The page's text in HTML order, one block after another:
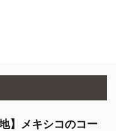
培されるようになったの
16世紀後半はおろか、な
】メキシコのコー